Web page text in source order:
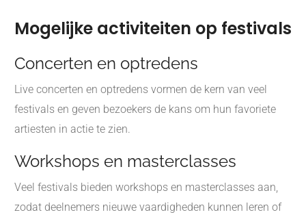
Mogelijke activiteiten op festivals
Concerten en optredens
Live concerten en optredens vormen de kern van veel
festivals en geven bezoekers de kans om hun favoriete
artiesten in actie te zien.
Workshops en masterclasses
Veel festivals bieden workshops en masterclasses aan,
zodat deelnemers nieuwe vaardigheden kunnen leren of